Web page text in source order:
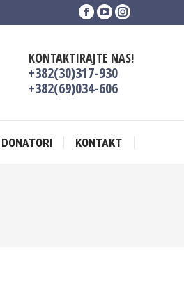
Facebook
in
new
window
YouTube
in
new
window
Instagram
in
KONTAKTIRAJTE NAS!
+382(30)317-930
+382(69)034-606
DONATORI KONTAKT
DONATORI KONTAKT